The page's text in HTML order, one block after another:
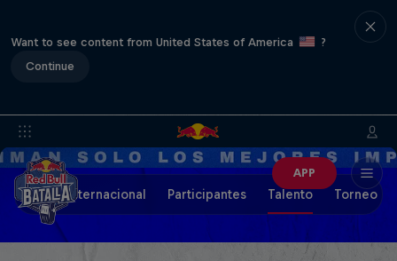
Want to see content from United States of America
?
Continue
APP
Final Internacional Participantes Talento Torneo